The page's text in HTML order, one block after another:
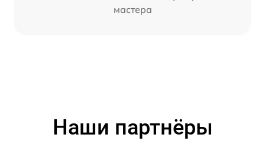
мастера
Наши партнёры